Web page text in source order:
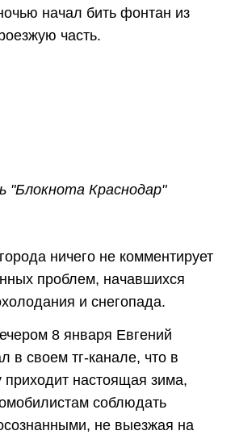
начал бить фонтан из
часть.
"Блокнота Краснодар"
ничего не комментирует
проблем, начавшихся
и снегопада.
8 января Евгений
в своем тг-канале, что в
приходит настоящая зима,
соблюдать
не выезжая на